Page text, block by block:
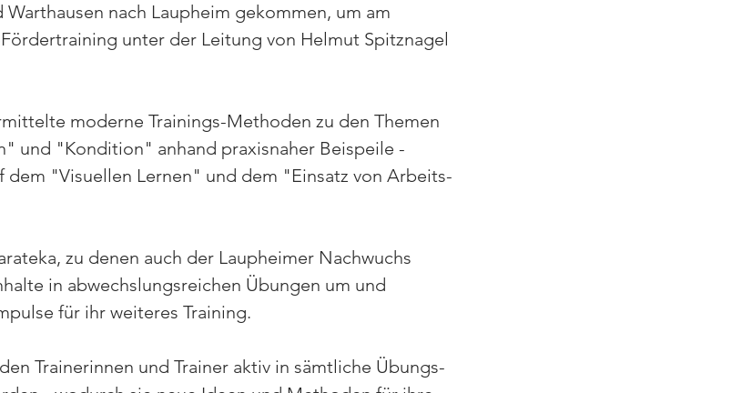
nach Laupheim gekommen, um am
unter der Leitung von Helmut Spitznagel
moderne Trainings-Methoden zu den Themen
und "Kondition" anhand praxisnaher Beispeile -
dem "Visuellen Lernen" und dem "Einsatz von Arbeits-
zu denen auch der Laupheimer Nachwuchs
in abwechslungsreichen Übungen um und
für ihr weiteres Training.
Trainerinnen und Trainer aktiv in sämtliche Übungs-